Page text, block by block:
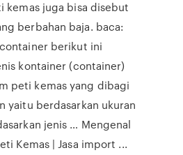
kemas juga bisa disebut
berbahan baja. baca:
berikut ini
kontainer (container)
peti kemas yang dibagi
yaitu berdasarkan ukuran
jenis … Mengenal
Kemas | Jasa import ...